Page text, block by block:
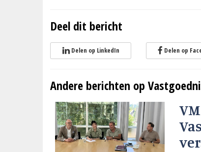
Deel dit bericht
Delen op LinkedIn Delen op
Andere berichten op